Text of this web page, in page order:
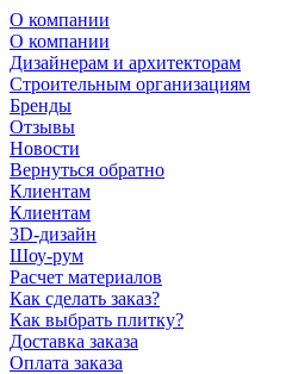
О компании
О компании
Дизайнерам и архитекторам
Строительным организациям
Бренды
Отзывы
Новости
Вернуться обратно
Клиентам
Клиентам
3D-дизайн
Шоу-рум
Расчет материалов
Как сделать заказ?
Как выбрать плитку?
Доставка заказа
Оплата заказа